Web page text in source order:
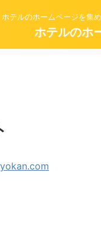
ホテルのホームページを集
ホテルのホ